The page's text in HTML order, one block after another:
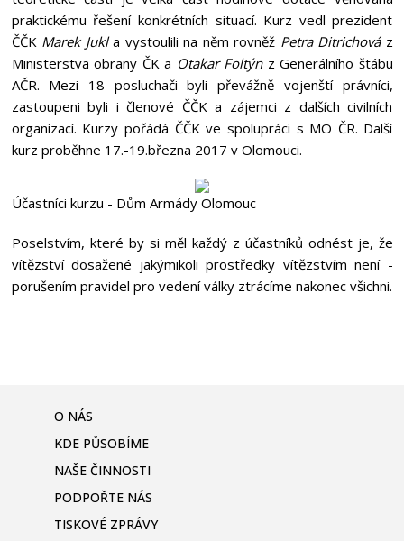
praktickému řešení konkrétních situací. Kurz vedl prezident
ČČK Marek Jukla vystoulili na něm rovněž Petra Ditrichováz
Ministerstva obrany ČK a Otakar Foltýnz Generálního štábu
AČR. Mezi 18 posluchači byli převážně vojenští právníci,
zastoupeni byli i členové ČČK a zájemci z dalších civilních
organizací. Kurzy pořádá ČČK ve spolupráci s MO ČR. Další
kurz proběhne 17.-19.března 2017 v Olomouci.
Účastníci kurzu - Dům Armády Olomouc
Poselstvím, které by si měl každý z účastníků odnést je, že
vítězství dosažené jakýmikoli prostředky vítězstvím není -
porušením pravidel pro vedení války ztrácíme nakonec všichni.
O NÁS
KDE PŮSOBÍME
NAŠE ČINNOSTI
PODPOŘTE NÁS
TISKOVÉ ZPRÁVY